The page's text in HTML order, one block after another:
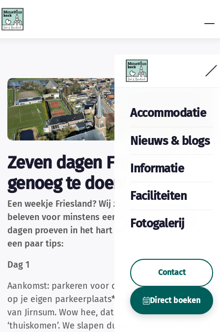
Accommodatie
Nieuws & blogs
Informatie
Faciliteiten
Fotogalerij
Contact
Direct boeken
Zeven dagen Friesland:
genoeg te doen!
Een weekje Friesland? Wij zeggen: er is genoeg te
beleven voor minstens een maand! Wil je eerst 7
dagen proeven in het hart van Friesland, hieronder
een paar tips:
Dag 1
Aankomst: parkeren voor de uhhh… kerk? Jawel,
op je eigen parkeerplaats* , onder de kerktoren
van Jirnsum. Wow hee, dat is nog eens
‘thuiskomen’. We slapen dus echt een hele week in